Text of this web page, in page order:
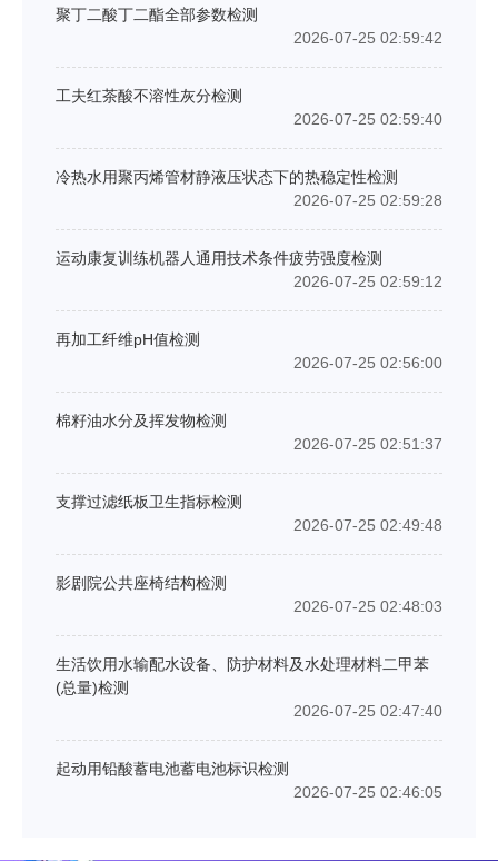
聚丁二酸丁二酯全部参数检测
2026-07-25 02:59:42
工夫红茶酸不溶性灰分检测
2026-07-25 02:59:40
冷热水用聚丙烯管材静液压状态下的热稳定性检测
2026-07-25 02:59:28
运动康复训练机器人通用技术条件疲劳强度检测
2026-07-25 02:59:12
再加工纤维pH值检测
2026-07-25 02:56:00
棉籽油水分及挥发物检测
2026-07-25 02:51:37
支撑过滤纸板卫生指标检测
2026-07-25 02:49:48
影剧院公共座椅结构检测
2026-07-25 02:48:03
生活饮用水输配水设备、防护材料及水处理材料二甲苯
(总量)检测
2026-07-25 02:47:40
起动用铅酸蓄电池蓄电池标识检测
2026-07-25 02:46:05